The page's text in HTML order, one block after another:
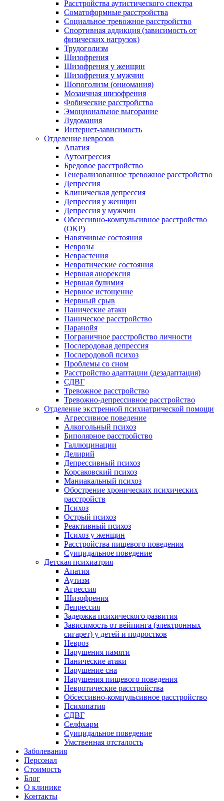
Расстройства аутистического спектра
Соматоформные расстройства
Социальное тревожное расстройство
Спортивная аддикция (зависимость от
физических нагрузок)
Трудоголизм
Шизофрения
Шизофрения у женщин
Шизофрения у мужчин
Шопоголизм (ониомания)
Мозаичная шизофрения
Фобические расстройства
Эмоциональное выгорание
Лудомания
Интернет-зависимость
Отделение неврозов
Апатия
Аутоагрессия
Бредовое расстройство
Генерализованное тревожное расстройство
Депрессия
Клиническая депрессия
Депрессия у женщин
Депрессия у мужчин
Обсессивно-компульсивное расстройство
(ОКР)
Навязчивые состояния
Неврозы
Неврастения
Невротические состояния
Нервная анорексия
Нервная булимия
Нервное истощение
Нервный срыв
Панические атаки
Паническое расстройство
Паранойя
Пограничное расстройство личности
Послеродовая депрессия
Послеродовой психоз
Проблемы со сном
Расстройство адаптации (дезадаптация)
СДВГ
Тревожное расстройство
Тревожно-депрессивное расстройство
Отделение экстренной психиатрической помощи
Агрессивное поведение
Алкогольный психоз
Биполярное расстройство
Галлюцинации
Делирий
Депрессивный психоз
Корсаковский психоз
Маниакальный психоз
Обострение хронических психических
расстройств
Психоз
Острый психоз
Реактивный психоз
Психоз у женщин
Расстройства пищевого поведения
Суицидальное поведение
Детская психиатрия
Апатия
Аутизм
Агрессия
Шизофрения
Депрессия
Задержка психического развития
Зависимость от вейпинга (электронных
сигарет) у детей и подростков
Невроз
Нарушения памяти
Панические атаки
Нарушение сна
Нарушения пищевого поведения
Невротические расстройства
Обсессивно-компульсивное расстройство
Психопатия
СДВГ
Селфхарм
Суицидальное поведение
Умственная отсталость
Заболевания
Персонал
Стоимость
Блог
О клинике
Контакты